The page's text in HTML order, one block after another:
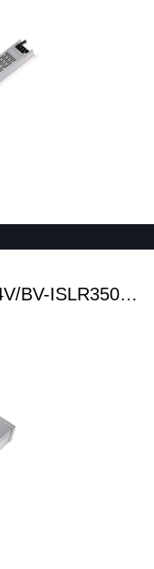
防雨M版双色电源350W-24V/BV-ISLR35024MZ